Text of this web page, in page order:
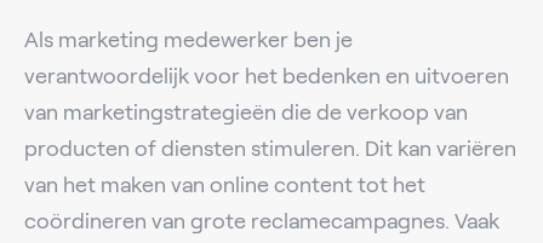
Als marketing medewerker ben je
verantwoordelijk voor het bedenken en uitvoeren
van marketingstrategieën die de verkoop van
producten of diensten stimuleren. Dit kan variëren
van het maken van online content tot het
coördineren van grote reclamecampagnes. Vaak